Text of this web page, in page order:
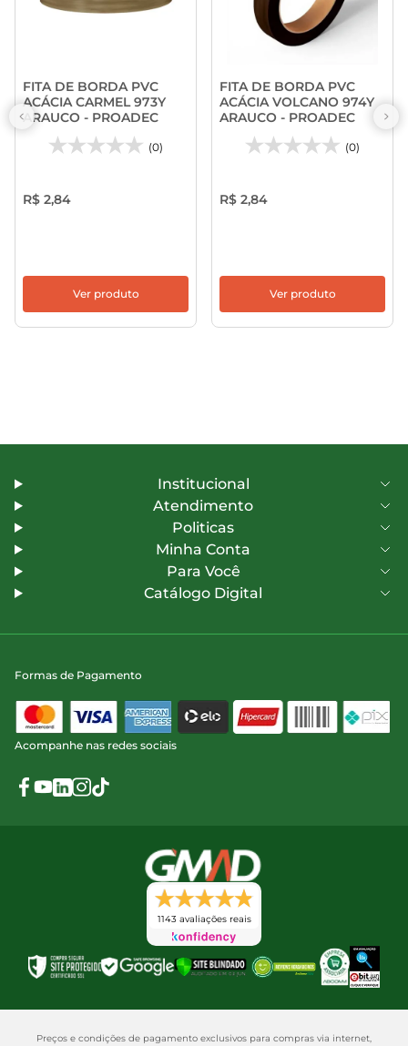
FITA DE BORDA PVC
ACÁCIA CARMEL 973Y
ARAUCO - PROADEC
(0)
R$ 2,84
Ver produto
FITA DE BORDA PVC
ACÁCIA VOLCANO 974Y
ARAUCO - PROADEC
(0)
R$ 2,84
Ver produto
Institucional
Atendimento
Politicas
Minha Conta
Para Você
Catálogo Digital
Formas de Pagamento
Acompanhe nas redes sociais
1143 avaliações reais
Preços e condições de pagamento exclusivos para compras via internet,